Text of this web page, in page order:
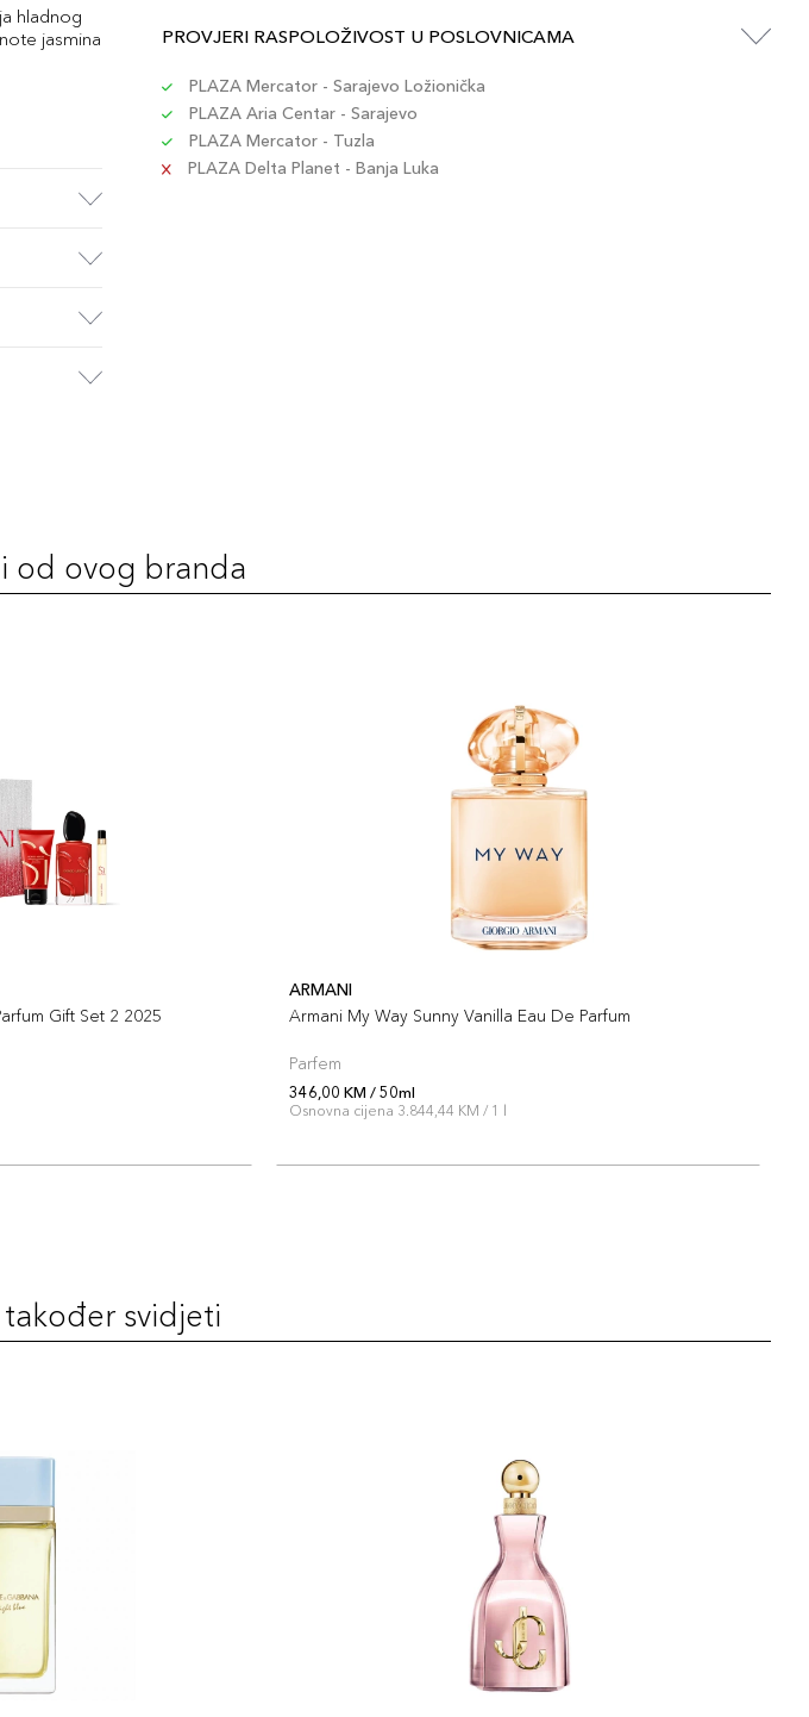
hladnog
jasmina
PROVJERI RASPOLOŽIVOST U POSLOVNICAMA
PLAZA Mercator - Sarajevo Ložionička
PLAZA Aria Centar - Sarajevo
PLAZA Mercator - Tuzla
PLAZA Delta Planet - Banja Luka
od ovog branda
Gift Set 2 2025
ARMANI
Armani My Way Sunny Vanilla Eau De Parfum
Parfem
346,00 KM / 50ml
Osnovna cijena 3.844,44 KM / 1 l
svidjeti